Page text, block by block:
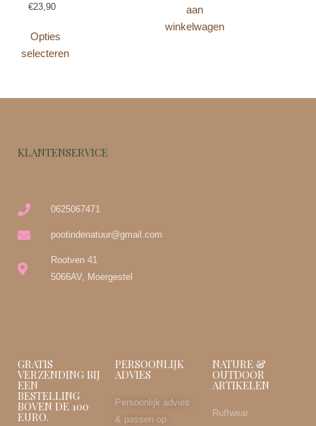
€23,90
Opties
selecteren
aan
winkelwagen
KLANTENSERVICE
0625067471
pootindenatuur@gmail.com
Rootven 41
5066AV, Moergestel
GRATIS
VERZENDING BIJ
EEN
BESTELLING
BOVEN DE 100
EURO.
PERSOONLIJK
ADVIES
Persoonlijk advies
& passen op
NATURE &
OUTDOOR
ARTIKELEN
Ruffwear